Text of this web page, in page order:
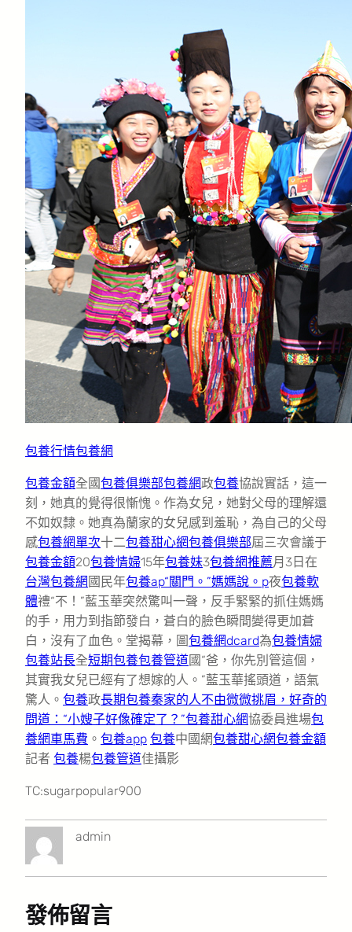
包養行情包養網
包養金額全國包養俱樂部包養網政包養協說實話，這一
刻，她真的覺得很慚愧。作為女兒，她對父母的理解還
不如奴隸。她真為蘭家的女兒感到羞恥，為自己的父母
感包養網單次十二包養甜心網包養俱樂部屆三次會議于
包養金額20包養情婦15年包養妹3包養網推薦月3日在
台灣包養網 國民年包養ap“關門。”媽媽說。p夜包養軟
體禮“不！”藍玉華突然驚叫一聲，反手緊緊的抓住媽媽
的手，用力到指節發白，蒼白的臉色瞬間變得更加蒼
白，沒有了血色。堂揭幕，圖包養網dcard為包養情婦
包養站長全短期包養包養管道國“爸，你先別管這個，
其實我女兒已經有了想嫁的人。”藍玉華搖頭道，語氣
驚人。 包養政長期包養秦家的人不由微微挑眉，好奇的
問道：“小嫂子好像確定了？”包養甜心網協委員進場包
養網車馬費 。 包養app 包養中國網包養甜心網包養金額
記者 包養楊包養管道佳攝影
TC:sugarpopular900
admin
發佈留言